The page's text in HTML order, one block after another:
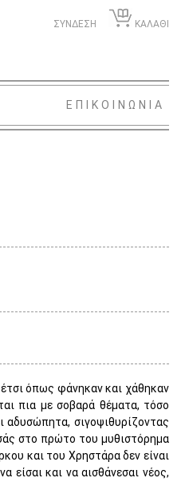
ΣΥΝΔΕΣΗ ΚΑΛΑΘΙ
ΕΠΙΚΟΙΝΩΝΙΑ
όπως φάνηκαν και χάθηκαν
πια με σοβαρά θέματα, τόσο
σιγοψιθυρίζοντας
στο πρώτο του μυθιστόρημα
και του Χρηστάρα δεν είναι
είσαι και να αισθάνεσαι νέος,